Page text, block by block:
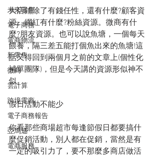
未來零售
電子商務
電商物流
新零售
微商
雲計算
跨境電商
電子商務報告
亞馬遜
電商服務
大店鋪除了有錢任性，還有什麼?顧客資
源。網紅有什麼?粉絲資源。微商有什
麼?朋友資源。也可以說魚塘，一個每天
餵養，隔三差五能打個魚出來的魚塘!這
話又得回到兩個月之前的文章上(個性化
補單團隊)，但是今天講的資源形似神不
似。
假日活動不能少
你看那些商場超市每逢節假日都要搞什
麼促銷活動，別人都在促銷，當然是有
一定的吸引力了，要不那麼多商店做活